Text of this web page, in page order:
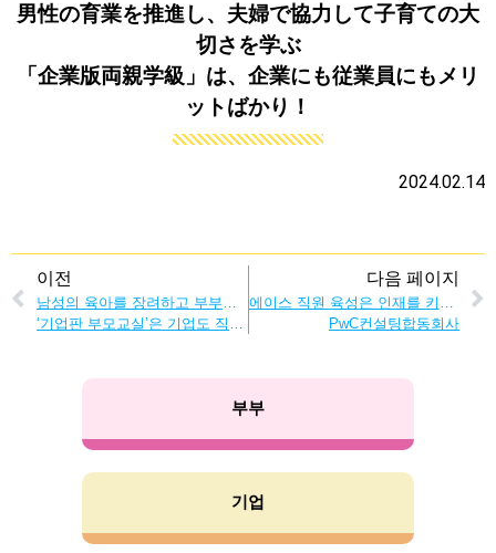
男性の育業を推進し、夫婦で協力して子育ての大
切さを学ぶ
「企業版両親学級」は、企業にも従業員にもメリ
ットばかり！
2024.02.14
이전
남성의 육아를 장려하고 부부가 협력하여 육아의 중요성을 배운다.
‘기업판 부모교실’은 기업도 직원도 모두 이득이다!
다음 페이지
에이스 직원 육성은 인재를 키울 수 있는 절호의 기회! 남성육아로 만들어지는 사내 선순환
PwC컨설팅합동회사
부부
기업